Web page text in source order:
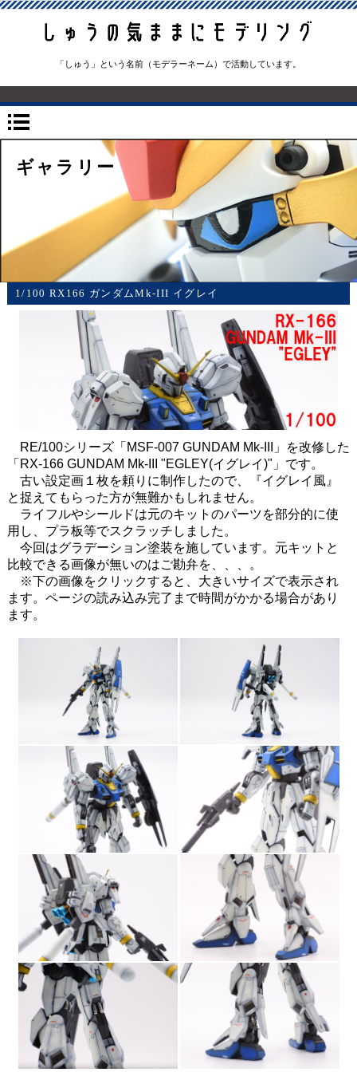
「しゅう」という名前（モデラーネーム）で活動しています。
ギャラリー
1/100 RX166 ガンダムMk-III イグレイ
RE/100シリーズ「MSF-007 GUNDAM Mk-III」を改修した
「RX-166 GUNDAM Mk-III "EGLEY(イグレイ)"」です。
古い設定画１枚を頼りに制作したので、『イグレイ風』
と捉えてもらった方が無難かもしれません。
ライフルやシールドは元のキットのパーツを部分的に使
用し、プラ板等でスクラッチしました。
今回はグラデーション塗装を施しています。元キットと
比較できる画像が無いのはご勘弁を、、、。
※下の画像をクリックすると、大きいサイズで表示され
ます。ページの読み込み完了まで時間がかかる場合があり
ます。